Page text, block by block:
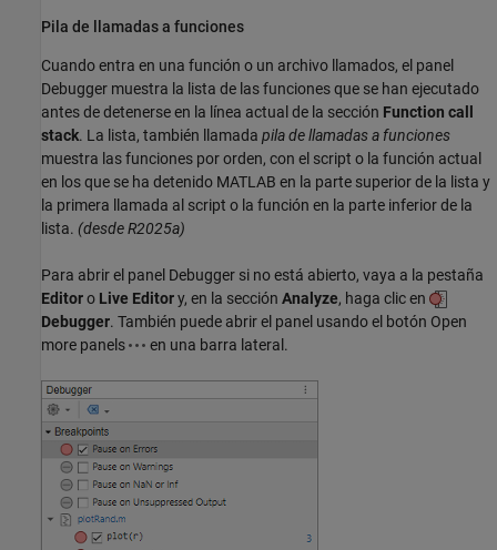
Pila de llamadas a funciones
Cuando entra en una función o un archivo llamados, el panel
Debugger muestra la lista de las funciones que se han ejecutado
antes de detenerse en la línea actual de la sección Function call
stack. La lista, también llamada pila de llamadas a funciones
muestra las funciones por orden, con el script o la función actual
en los que se ha detenido MATLAB en la parte superior de la lista y
la primera llamada al script o la función en la parte inferior de la
lista. (desde R2025a)
Para abrir el panel Debugger si no está abierto, vaya a la pestaña
Editoro Live Editory, en la sección Analyze, haga clic en
Debugger. También puede abrir el panel usando el botón Open
more panels
en una barra lateral.